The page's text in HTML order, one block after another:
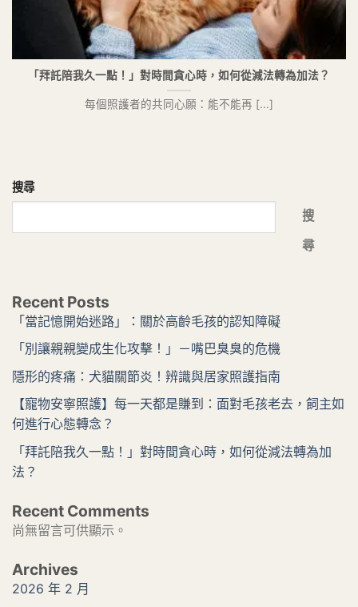
「拜託陪我久一點！」對時間貪心時，如何從減法轉為加法？
每個照護者的共同心願：能不能再 [...]
搜尋
搜
尋
Recent Posts
「當記憶開始迷路」：關於高齡毛孩的認知障礙
「別讓親親變成生化攻擊！」－嘴巴臭臭的危機
隱形的疼痛：犬貓關節炎！辨識與居家照護指南
【寵物安寧照護】每一天都是賺到：面對毛孩老去，飼主如
何進行心態轉念？
「拜託陪我久一點！」對時間貪心時，如何從減法轉為加
法？
Recent Comments
尚無留言可供顯示。
Archives
2026 年 2 月